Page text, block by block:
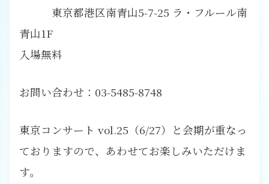
東京都港区南青山5-7-25 ラ・フルール南
青山1F
入場無料
お問い合わせ：03-5485-8748
東京コンサート vol.25（6/27）と会期が重なっ
ておりますので、あわせてお楽しみいただけま
す。